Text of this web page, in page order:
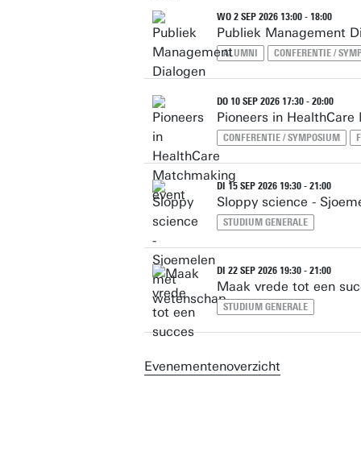
WO 2 SEP 2026 13:00 - 18:00
Publiek Management
ALUMNI CONFERENTIE /
DO 10 SEP 2026 17:30 - 20:00
Pioneers in
CONFERENTIE / SYMPOSIUM
DI 15 SEP 2026 19:30 - 21:00
Sloppy science -
STUDIUM GENERALE
DI 22 SEP 2026 19:30 - 21:00
Maak vrede tot een
STUDIUM GENERALE
Evenementenoverzicht